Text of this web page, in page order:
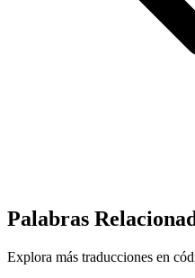
Palabras
Explora más traducciones en